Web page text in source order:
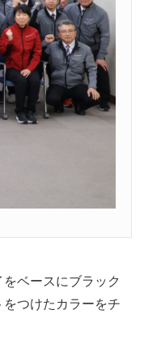
ベースにブラック
つけたカラーをチ